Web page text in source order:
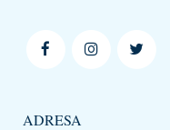
ADRESA